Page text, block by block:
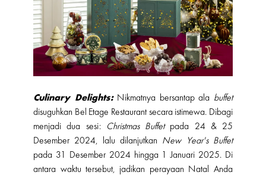
Culinary Delights:Nikmatnya bersantap ala buffet
disuguhkan Bel Etage Restaurant secara istimewa. Dibagi
menjadi dua sesi:
Christmas Buffetpada 24 & 25
Desember 2024, lalu dilanjutkan New Year's Buffet
pada 31 Desember 2024 hingga 1 Januari 2025. Di
antara waktu tersebut, jadikan perayaan Natal Anda